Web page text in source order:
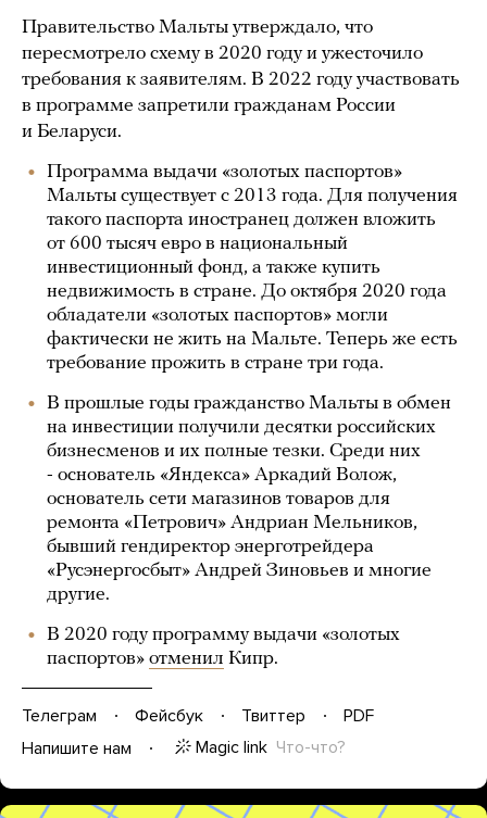
Правительство Мальты утверждало, что
пересмотрело схему в 2020 году и ужесточило
требования к заявителям. В 2022 году участвовать
в программе запретили гражданам России
и Беларуси.
Программа выдачи «золотых паспортов»
Мальты существует с 2013 года. Для получения
такого паспорта иностранец должен вложить
от 600 тысяч евро в национальный
инвестиционный фонд, а также купить
недвижимость в стране. До октября 2020 года
обладатели «золотых паспортов» могли
фактически не жить на Мальте. Теперь же есть
требование прожить в стране три года.
В прошлые годы гражданство Мальты в обмен
на инвестиции получили десятки российских
бизнесменов и их полные тезки. Среди них
- основатель «Яндекса» Аркадий Волож,
основатель сети магазинов товаров для
ремонта «Петрович» Андриан Мельников,
бывший гендиректор энерготрейдера
«Русэнергосбыт» Андрей Зиновьев и многие
другие.
В 2020 году программу выдачи «золотых
паспортов» отменил Кипр.
Телеграм Фейсбук Твиттер
PDF
Напишите нам
Magic link Что-что?